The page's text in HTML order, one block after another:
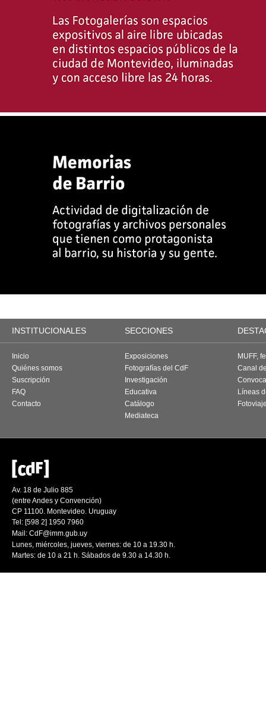
INSTITUCIONALES SECCIONES
Inicio
Quiénes somos
Suscripción
FAQ
Contacto
Exposiciones
Fotografías del CdF
Investigación
Educativa
Catálogo
Mediateca
MUFF,
Canal
Líneas
Av. 18 de Julio 885
(entre Andes y Convención)
CP 11100. Montevideo. Uruguay
Tel: [598 2] 1950 7960
Mail: CdF@imm.gub.uy
Lunes, miércoles, jueves, viernes: de 10 a 19.30 h.
Martes: de 10 a 21 h. Sábados de 9.30 a 14.30 h.